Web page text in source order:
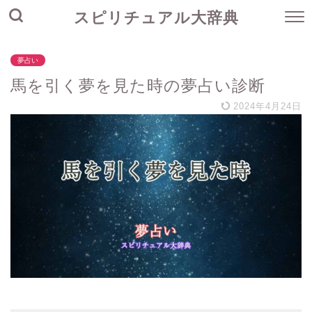
スピリチュアル大辞典
夢占い
馬を引く夢を見た時の夢占い診断
2024年4月24日